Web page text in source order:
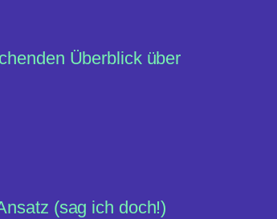
Überblick über
(sag ich doch!)